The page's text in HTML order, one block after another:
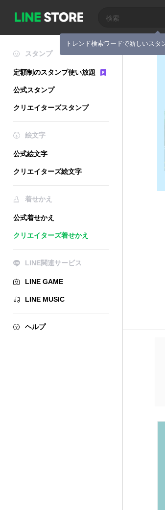
トレンド検索ワードで新しいスタ
スタンプ
定額制のスタンプ使い放題
公式スタンプ
クリエイターズスタンプ
絵文字
公式絵文字
クリエイターズ絵文字
着せかえ
公式着せかえ
クリエイターズ着せかえ
LINE関連サービス
LINE GAME
LINE MUSIC
ヘルプ